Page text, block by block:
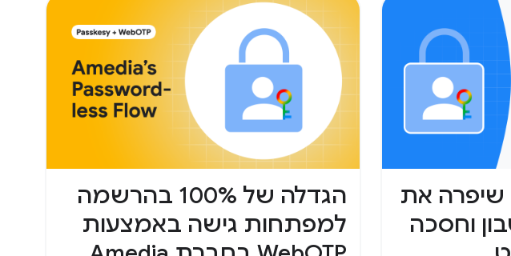
איך NHS England שיפרה את
וחסכה
הגדלה של 100% בהרשמה
למפתחות גישה באמצעות